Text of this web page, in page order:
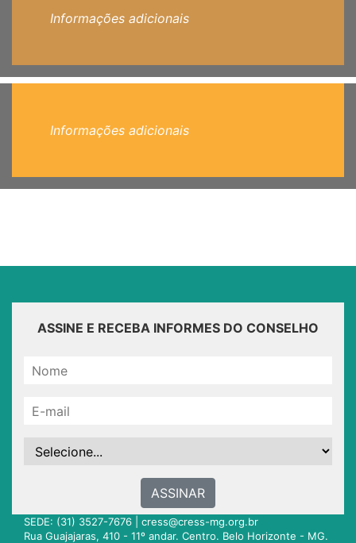
Informações adicionais
Informações adicionais
ASSINE E RECEBA INFORMES DO CONSELHO
ASSINAR
SEDE: (31) 3527-7676 | cress@cress-mg.org.br
Rua Guajajaras, 410 - 11º andar. Centro. Belo Horizonte - MG.